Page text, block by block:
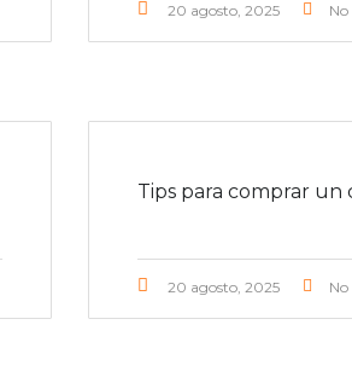
20 agosto, 2025
Tips para comprar un
20 agosto, 2025